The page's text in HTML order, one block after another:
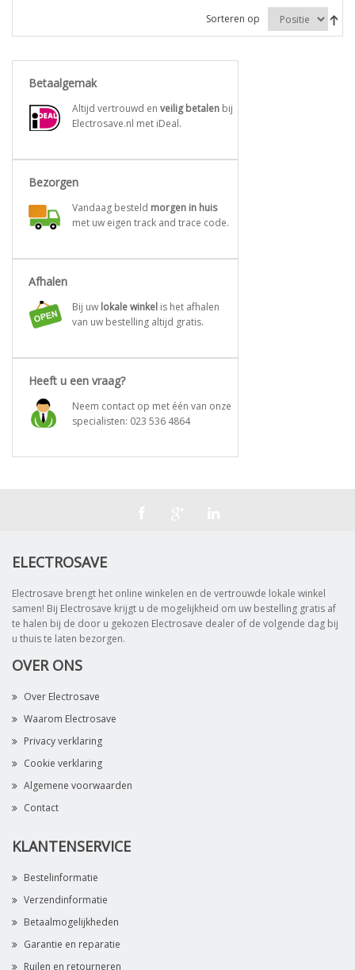
Sorteren op
Betaalgemak
Altijd vertrouwd en veilig betalen bij
Electrosave.nl met iDeal.
Bezorgen
Vandaag besteld morgen in huis
met uw eigen track and trace code.
Afhalen
Bij uw lokale winkel is het afhalen
van uw bestelling altijd gratis.
Heeft u een vraag?
Neem contact op met één van onze
specialisten: 023 536 4864
ELECTROSAVE
Electrosave brengt het online winkelen en de vertrouwde lokale winkel
samen! Bij Electrosave krijgt u de mogelijkheid om uw bestelling gratis af
te halen bij de door u gekozen Electrosave dealer of de volgende dag bij
u thuis te laten bezorgen.
OVER ONS
Over Electrosave
Waarom Electrosave
Privacy verklaring
Cookie verklaring
Algemene voorwaarden
Contact
KLANTENSERVICE
Bestelinformatie
Verzendinformatie
Betaalmogelijkheden
Garantie en reparatie
Ruilen en retourneren